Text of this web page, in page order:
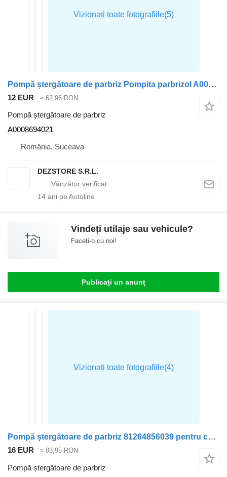
Pompă ștergătoare de parbriz Pompita parbrizol A0008694021 pentru cap tractor Mercedes-Benz ACTROS MP4
12 EUR ≈ 62,96 RON
Pompă ștergătoare de parbriz
A0008694021
România, Suceava
DEZSTORE S.R.L.
14 ani pe Autoline
Vindeți utilaje sau vehicule?
Faceți-o cu noi!
Publicați un anunț
Pompă ștergătoare de parbriz 81264856039 pentru cap tractor MAN TGS
16 EUR ≈ 83,95 RON
Pompă ștergătoare de parbriz